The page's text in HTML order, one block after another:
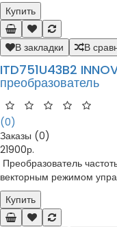
Купить
В закладки В
ITD751U43B2
преобразователь
(0)
Заказы (0)
21900р.
Преобразователь
векторным режимом
Купить